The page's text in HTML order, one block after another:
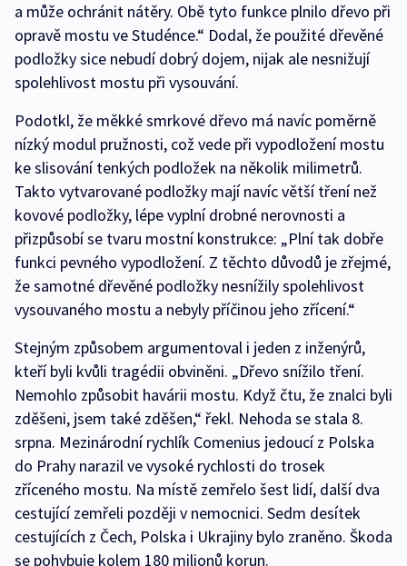
a může ochránit nátěry. Obě tyto funkce plnilo dřevo při
opravě mostu ve Studénce.“ Dodal, že použité dřevěné
podložky sice nebudí dobrý dojem, nijak ale nesnižují
spolehlivost mostu při vysouvání.
Podotkl, že měkké smrkové dřevo má navíc poměrně
nízký modul pružnosti, což vede při vypodložení mostu
ke slisování tenkých podložek na několik milimetrů.
Takto vytvarované podložky mají navíc větší tření než
kovové podložky, lépe vyplní drobné nerovnosti a
přizpůsobí se tvaru mostní konstrukce: „Plní tak dobře
funkci pevného vypodložení. Z těchto důvodů je zřejmé,
že samotné dřevěné podložky nesnížily spolehlivost
vysouvaného mostu a nebyly příčinou jeho zřícení.“
Stejným způsobem argumentoval i jeden z inženýrů,
kteří byli kvůli tragédii obviněni. „Dřevo snížilo tření.
Nemohlo způsobit havárii mostu. Když čtu, že znalci byli
zděšeni, jsem také zděšen,“ řekl. Nehoda se stala 8.
srpna. Mezinárodní rychlík Comenius jedoucí z Polska
do Prahy narazil ve vysoké rychlosti do trosek
zříceného mostu. Na místě zemřelo šest lidí, další dva
cestující zemřeli později v nemocnici. Sedm desítek
cestujících z Čech, Polska i Ukrajiny bylo zraněno. Škoda
se pohybuje kolem 180 milionů korun.